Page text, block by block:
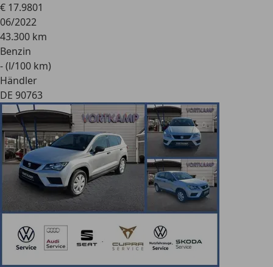
€ 17.9801
06/2022
43.300 km
Benzin
- (l/100 km)
Händler
DE 90763